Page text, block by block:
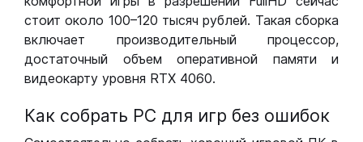
стоит около 100–120 тысяч рублей. Такая сборка
включает производительный процессор,
достаточный объем оперативной памяти и
видеокарту уровня RTX 4060.
Как собрать РС для игр без ошибок